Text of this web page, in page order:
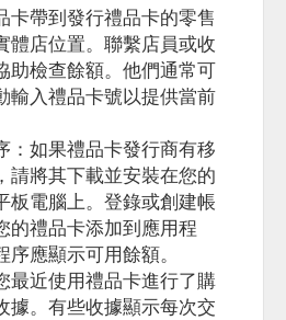
卡帶到發行禮品卡的零售
體店位置。聯繫店員或收
助檢查餘額。他們通常可
輸入禮品卡號以提供當前
：如果禮品卡發行商有移
請將其下載並安裝在您的
板電腦上。登錄或創建帳
的禮品卡添加到應用程
應顯示可用餘額。
最近使用禮品卡進行了購
據。有些收據顯示每次交